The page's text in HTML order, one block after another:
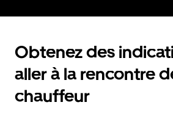
Obtenez des
aller à la rencontre
chauffeur